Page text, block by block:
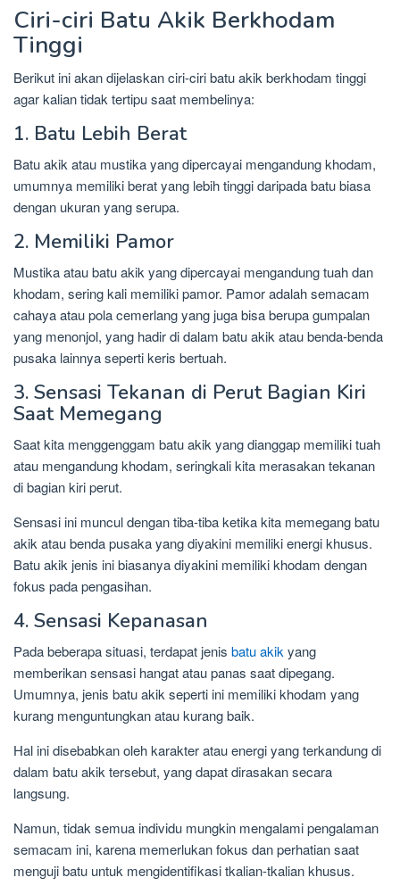
Ciri-ciri Batu Akik Berkhodam
Tinggi
Berikut ini akan dijelaskan ciri-ciri batu akik berkhodam tinggi
agar kalian tidak tertipu saat membelinya:
1. Batu Lebih Berat
Batu akik atau mustika yang dipercayai mengandung khodam,
umumnya memiliki berat yang lebih tinggi daripada batu biasa
dengan ukuran yang serupa.
2. Memiliki Pamor
Mustika atau batu akik yang dipercayai mengandung tuah dan
khodam, sering kali memiliki pamor. Pamor adalah semacam
cahaya atau pola cemerlang yang juga bisa berupa gumpalan
yang menonjol, yang hadir di dalam batu akik atau benda-benda
pusaka lainnya seperti keris bertuah.
3. Sensasi Tekanan di Perut Bagian Kiri
Saat Memegang
Saat kita menggenggam batu akik yang dianggap memiliki tuah
atau mengandung khodam, seringkali kita merasakan tekanan
di bagian kiri perut.
Sensasi ini muncul dengan tiba-tiba ketika kita memegang batu
akik atau benda pusaka yang diyakini memiliki energi khusus.
Batu akik jenis ini biasanya diyakini memiliki khodam dengan
fokus pada pengasihan.
4. Sensasi Kepanasan
Pada beberapa situasi, terdapat jenis batu akikyang
memberikan sensasi hangat atau panas saat dipegang.
Umumnya, jenis batu akik seperti ini memiliki khodam yang
kurang menguntungkan atau kurang baik.
Hal ini disebabkan oleh karakter atau energi yang terkandung di
dalam batu akik tersebut, yang dapat dirasakan secara
langsung.
Namun, tidak semua individu mungkin mengalami pengalaman
semacam ini, karena memerlukan fokus dan perhatian saat
menguji batu untuk mengidentifikasi tkalian-tkalian khusus.